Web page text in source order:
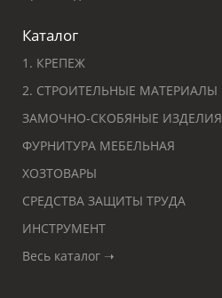
Каталог
1. КРЕПЕЖ
2. СТРОИТЕЛЬНЫЕ МАТЕРИАЛЫ
ЗАМОЧНО-СКОБЯНЫЕ ИЗДЕЛИЯ
ФУРНИТУРА МЕБЕЛЬНАЯ
ХОЗТОВАРЫ
СРЕДСТВА ЗАЩИТЫ ТРУДА
ИНСТРУМЕНТ
Весь каталог ➝